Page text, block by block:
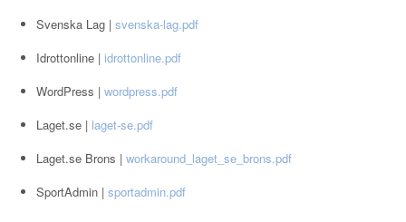
Svenska Lag | svenska-lag.pdf
Idrottonline | idrottonline.pdf
WordPress | wordpress.pdf
Laget.se | laget-se.pdf
Laget.se Brons | workaround_laget_se_brons.pdf
SportAdmin | sportadmin.pdf